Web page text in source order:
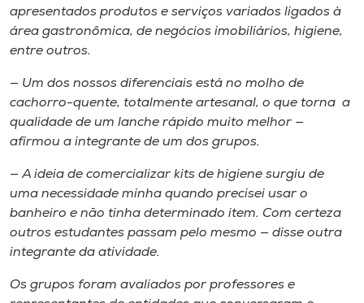
Selecione
A+
apresentados produtos e serviços variados ligados à
área gastronômica, de negócios imobiliários, higiene,
entre outros.
— Um dos nossos diferenciais está no molho de
cachorro-quente, totalmente artesanal, o que torna a
qualidade de um lanche rápido muito melhor —
afirmou a integrante de um dos grupos.
— A ideia de comercializar kits de higiene surgiu de
uma necessidade minha quando precisei usar o
banheiro e não tinha determinado item. Com certeza
outros estudantes passam pelo mesmo — disse outra
integrante da atividade.
Os grupos foram avaliados por professores e